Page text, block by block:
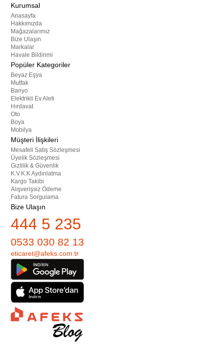
Kurumsal
Anasayfa
Hakkımızda
Mağazalarımız
Bize Ulaşın
Markalar
Havale Bildirimi
Popüler Kategoriler
Beyaz Eşya
Mutfak
Banyo
Elektrikli Ev Aleti
Hırdavat
Oto
Boya
Mobilya
Müşteri İlişkileri
Mesafeli Satış Sözleşmesi
Üyelik Sözleşmesi
Gizlilik & Güvenlik
K.V.K.K Aydınlatma
Kargo Takibi
Alışverişsiz Ödeme
Fatura Sorgulama
Bize Ulaşın
444 5 235
0533 030 82 13
eticaret@afeks.com.tr